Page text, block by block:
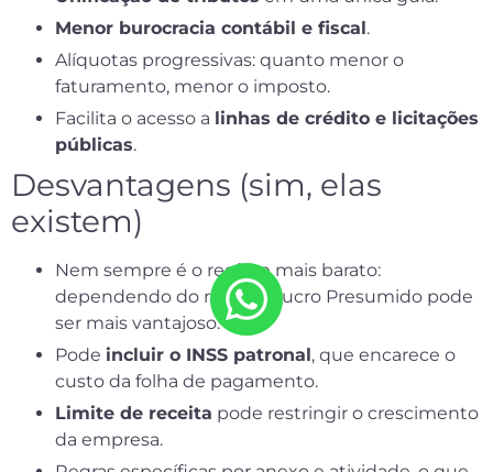
Menor burocracia contábil e fiscal.
Alíquotas progressivas: quanto menor o
faturamento, menor o imposto.
Facilita o acesso a linhas de crédito e licitações
públicas.
Desvantagens (sim, elas
existem)
Nem sempre é o regime mais barato:
dependendo do ramo, o Lucro Presumido pode
ser mais vantajoso.
Pode incluir o INSS patronal, que encarece o
custo da folha de pagamento.
Limite de receita pode restringir o crescimento
da empresa.